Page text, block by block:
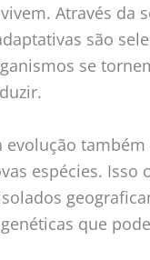
Através da
são
se
evolução
espécies.
que